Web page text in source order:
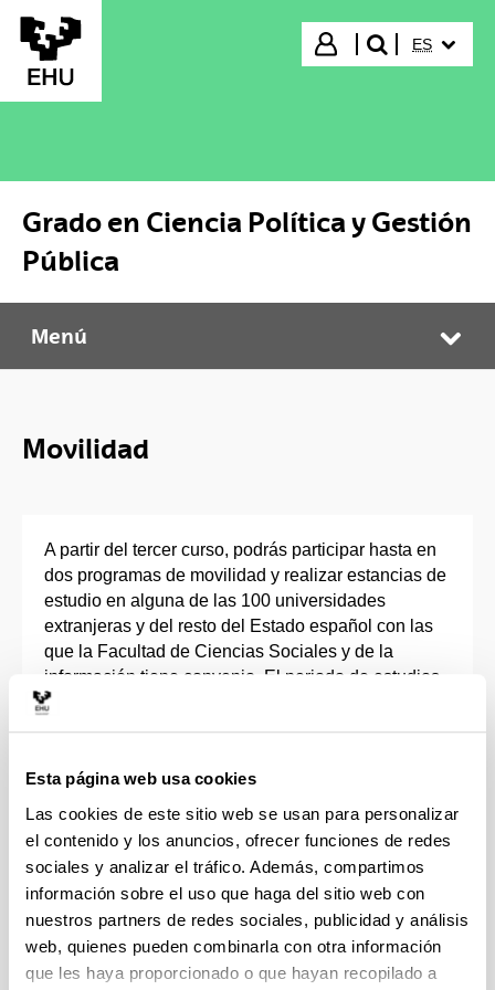
Esta página web usa cookies
Las cookies de este sitio web se usan para personalizar
el contenido y los anuncios, ofrecer funciones de redes
sociales y analizar el tráfico. Además, compartimos
información sobre el uso que haga del sitio web con
nuestros partners de redes sociales, publicidad y análisis
web, quienes pueden combinarla con otra información
que les haya proporcionado o que hayan recopilado a
Saltar al contenido principal
Iniciar sesión
buscar"
ES
Grado en Ciencia Política y Gestión
Pública
Grado en Ciencia Política y Gestión Pública
Menú
Movilidad
A partir del tercer curso, podrás participar hasta en
dos programas de movilidad y realizar estancias de
estudio en alguna de las 100 universidades
extranjeras y del resto del Estado español con las
que la Facultad de Ciencias Sociales y de la
información tiene convenio. El periodo de estudios
puede ser de un cuatrimestre o un curso completo.
Alemania, Bélgica, Dinamarca, Francia, Italia,
Noruega, Países Bajos, Reino Unido, Suecia,
entre otras.
UPV-AL, en universidades de América Latina:
Argentina, Brasil, Chile, México, Perú, Colombia,
Programa Otros Destinos, en universidades de
EE.UU., Canadá, Corea del Sur, Australia,
Japón, Rusia y otras.